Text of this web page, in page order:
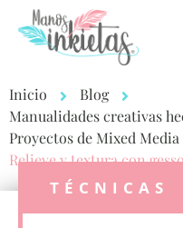
Inicio
Blog
Manualidades creativas
Proyectos de Mixed
Relieve y textura con
TÉCNICAS